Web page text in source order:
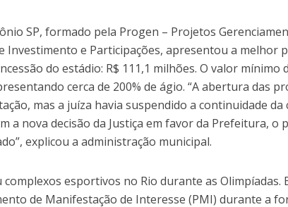
SP, formado pela Progen – Projetos
Investimento e Participações, apresentou a melhor
do estádio: R$ 111,1 milhões. O valor mínimo
cerca de 200% de ágio. “A abertura das
mas a juíza havia suspendido a continuidade da
a nova decisão da Justiça em favor da Prefeitura, o
explicou a administração municipal.
esportivos no Rio durante as Olimpíadas.
de Manifestação de Interesse (PMI) durante a